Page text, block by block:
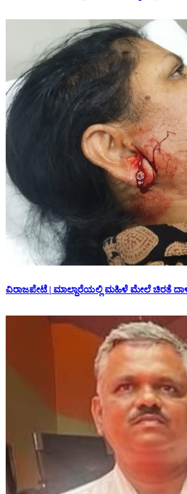
ವಿರಾಜಪೇಟೆ | ಮಾಲ್ದಾರೆಯಲ್ಲಿ ಮಹಿಳೆ ಮೇಲೆ ಚಿರತೆ